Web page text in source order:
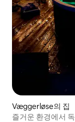
Væggerløse의 집
즐거운 환경에서